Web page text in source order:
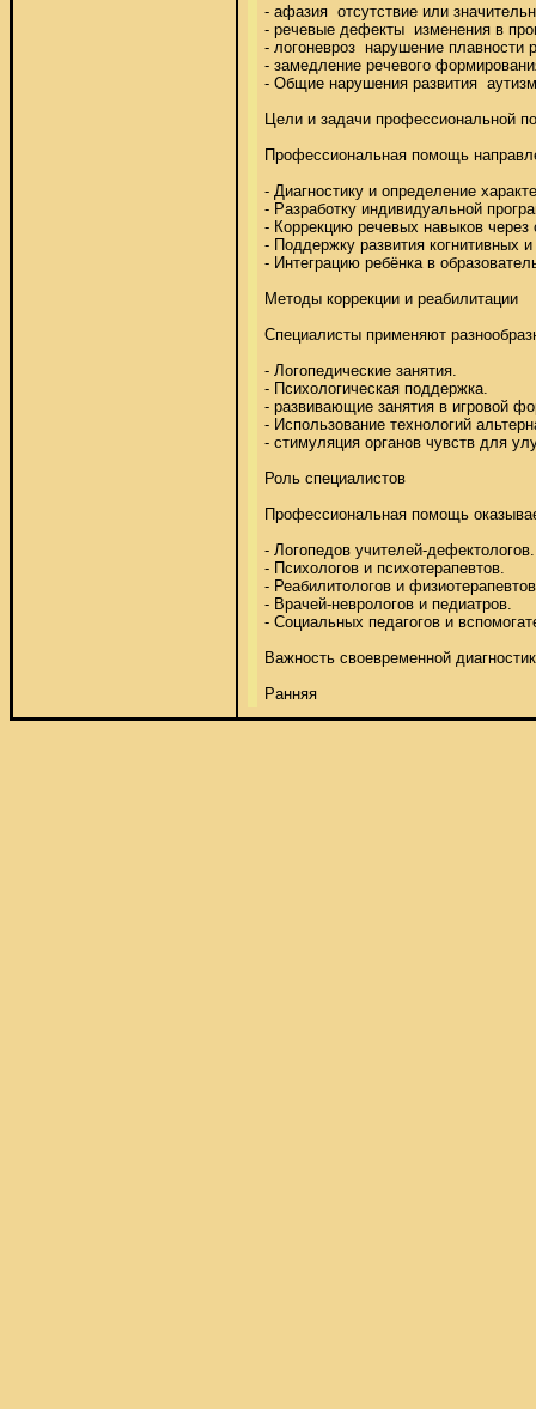
- афазия  отсутствие или
- речевые дефекты  изменения в
- логоневроз  нарушение плавности
- замедление речевого
- Общие нарушения развития
Цели и задачи профессиональной
Профессиональная помощь
- Диагностику и определение
- Разработку индивидуальной
- Коррекцию речевых навыков
- Поддержку развития когнитивных
- Интеграцию ребёнка в
Методы коррекции и реабилитации
Специалисты применяют
- Логопедические занятия.
- Психологическая поддержка.
- развивающие занятия в игровой
- Использование технологий
- стимуляция органов чувств для
Роль специалистов
Профессиональная помощь
- Логопедов учителей-
- Психологов и психотерапевтов.
- Реабилитологов и
- Врачей-неврологов и педиатров.
- Социальных педагогов и
Важность своевременной
Ранняя